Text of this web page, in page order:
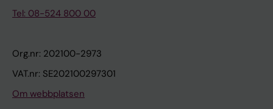
Tel: 08-524 800 00
Org.nr: 202100-2973
VAT.nr: SE202100297301
Om webbplatsen